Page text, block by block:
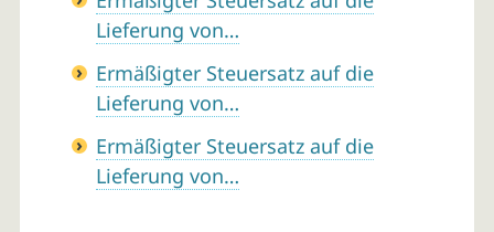
Lieferung von…
Ermäßigter Steuersatz auf die
Lieferung von…
Ermäßigter Steuersatz auf die
Lieferung von…